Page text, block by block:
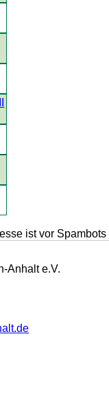
ist vor
Anhalt e.V.